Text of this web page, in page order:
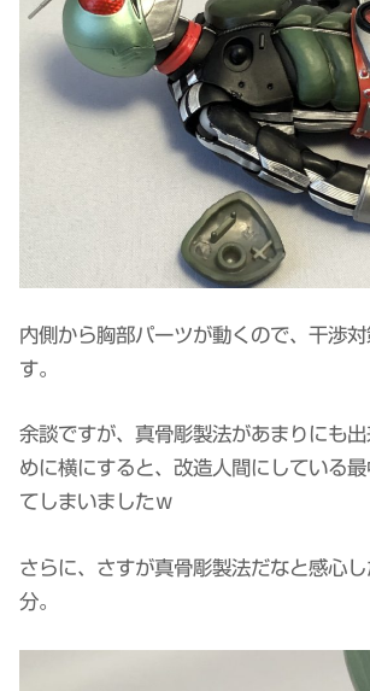
内側から胸部パーツが動くので、干渉
す。
余談ですが、真骨彫製法があまりにも
めに横にすると、改造人間にしている
てしまいましたｗ
さらに、さすが真骨彫製法だなと感心
分。